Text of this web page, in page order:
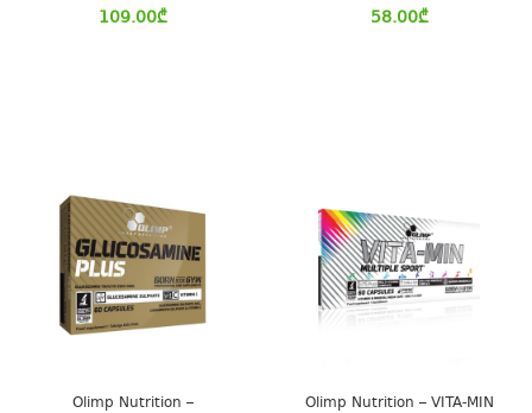
109.00₾ 58.00₾
Olimp Nutrition –
Olimp Nutrition – VITA-MIN